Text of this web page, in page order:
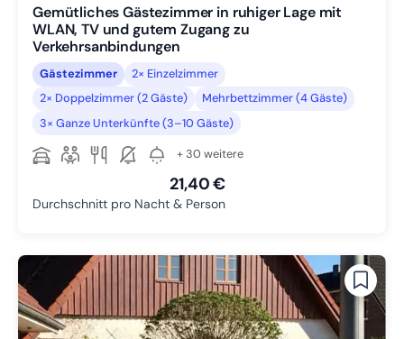
Gemütliches Gästezimmer in ruhiger Lage mit
WLAN, TV und gutem Zugang zu
Verkehrsanbindungen
Gästezimmer
2× Einzelzimmer
2× Doppelzimmer (2 Gäste)
Mehrbettzimmer (4 Gäste)
3× Ganze Unterkünfte (3–10 Gäste)
+ 30 weitere
21,40 €
Durchschnitt pro Nacht & Person